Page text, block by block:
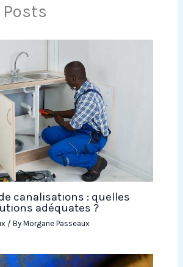
canalisations : quelles
adéquates ?
/ By Morgane Passeaux